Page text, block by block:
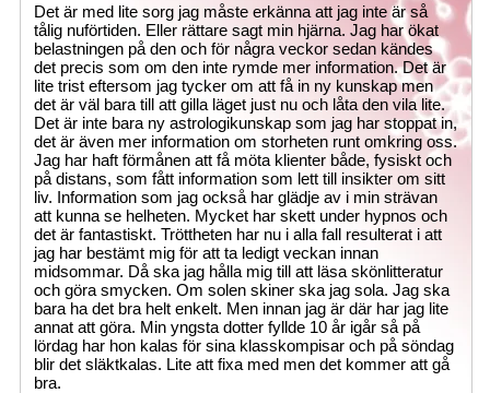
Det är med lite sorg jag måste erkänna att jag inte är så
tålig nuförtiden. Eller rättare sagt min hjärna. Jag har ökat
belastningen på den och för några veckor sedan kändes
det precis som om den inte rymde mer information. Det är
lite trist eftersom jag tycker om att få in ny kunskap men
det är väl bara till att gilla läget just nu och låta den vila lite.
Det är inte bara ny astrologikunskap som jag har stoppat in,
det är även mer information om storheten runt omkring oss.
Jag har haft förmånen att få möta klienter både, fysiskt och
på distans, som fått information som lett till insikter om sitt
liv. Information som jag också har glädje av i min strävan
att kunna se helheten. Mycket har skett under hypnos och
det är fantastiskt. Tröttheten har nu i alla fall resulterat i att
jag har bestämt mig för att ta ledigt veckan innan
midsommar. Då ska jag hålla mig till att läsa skönlitteratur
och göra smycken. Om solen skiner ska jag sola. Jag ska
bara ha det bra helt enkelt. Men innan jag är där har jag lite
annat att göra. Min yngsta dotter fyllde 10 år igår så på
lördag har hon kalas för sina klasskompisar och på söndag
blir det släktkalas. Lite att fixa med men det kommer att gå
bra.